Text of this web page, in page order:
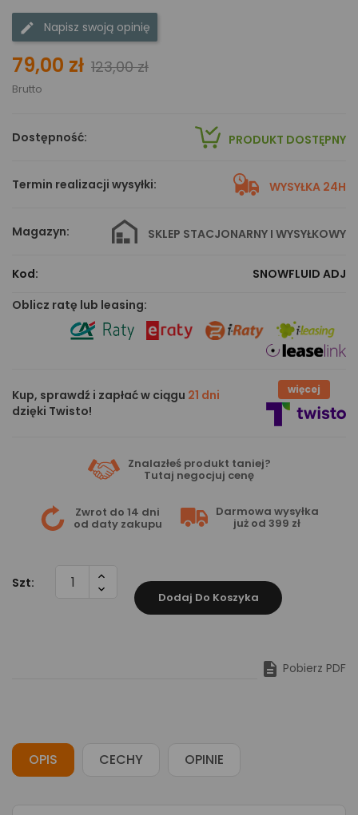
Napisz swoją opinię
79,00 zł 123,00 zł
Brutto
Dostępność: PRODUKT DOSTĘPNY
Termin realizacji wysyłki: WYSYŁKA 24H
Magazyn: SKLEP STACJONARNY I WYSYŁKOWY
Kod:
SNOWFLUID ADJ
Oblicz ratę lub leasing:
Kup, sprawdź i zapłać w ciągu 21 dni
dzięki Twisto!
więcej
Znalazłeś produkt taniej?
Tutaj negocjuj cenę
Zwrot do 14 dni
od daty zakupu
Darmowa wysyłka
już od 399 zł
Szt:
Dodaj Do Koszyka
 Pobierz PDF
OPIS CECHY OPINIE